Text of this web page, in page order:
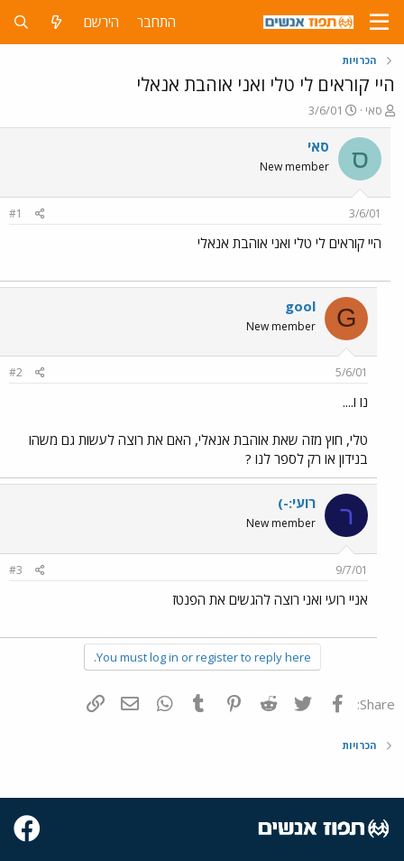
התחבר הירשם
הכרויות
היי קוראים לי טלי ואני אוהבת אנאלי
פ
ו
ת
ח
ה
ש
א
סאי
פ
ו
ר
ס
ם
ר
3/6/01
ס סאי
New member
3/6/01
#1
היי קוראים לי טלי ואני אוהבת אנאלי
G
gool
New member
5/6/01
#2
נו ו....
טלי, חוץ מזה שאת אוהבת אנאלי, האם את רוצה לעשות גם משהו
בנידון או רק לספר לנו ?
ר רועי:-)
New member
9/7/01
#3
אניי רועי ואני רוצה להגשים את הפנטז
You must log in or register to reply here.
Share: פייסבוק Twitter
Reddit
Pinterest
Tumblr
WhatsAppדואר אלקטרוני
הכרויות